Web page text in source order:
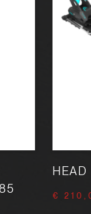
HEAD
€